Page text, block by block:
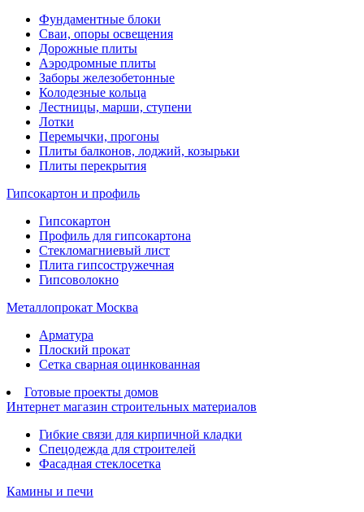
Фундаментные блоки
Сваи, опоры освещения
Дорожные плиты
Аэродромные плиты
Заборы железобетонные
Колодезные кольца
Лестницы, марши, ступени
Лотки
Перемычки, прогоны
Плиты балконов, лоджий, козырьки
Плиты перекрытия
Гипсокартон и профиль
Гипсокартон
Профиль для гипсокартона
Стекломагниевый лист
Плита гипсостружечная
Гипсоволокно
Металлопрокат Москва
Арматура
Плоский прокат
Сетка сварная оцинкованная
Готовые проекты домов
Интернет магазин строительных материалов
Гибкие связи для кирпичной кладки
Спецодежда для строителей
Фасадная стеклосетка
Камины и печи